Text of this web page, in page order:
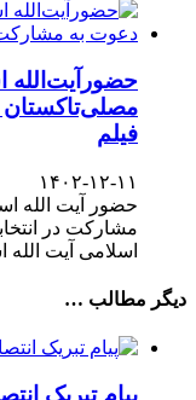
حضورآیت‌الله
مصلی‌تاکستان
فیلم
۱۴۰۲-۱۲-۱۱
حضور آیت الله
مشارکت در
اسلامی آیت
دیگر مطالب …
پیام تبریک